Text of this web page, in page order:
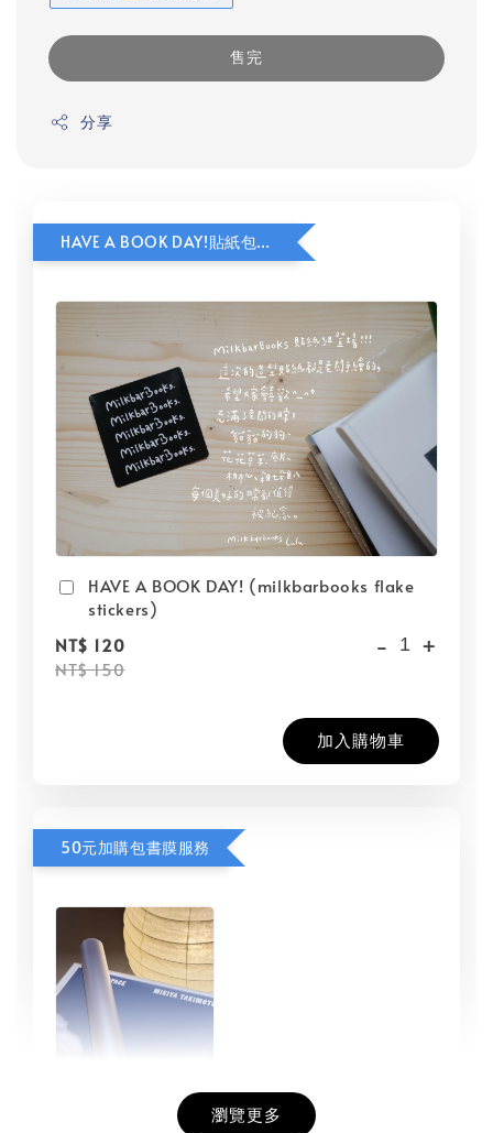
售完
分享
HAVE A BOOK DAY!貼紙包加價購
HAVE A BOOK DAY! (milkbarbooks flake
stickers)
NT$ 120
NT$ 150
- +
加入購物車
50元加購包書膜服務
瀏覽更多